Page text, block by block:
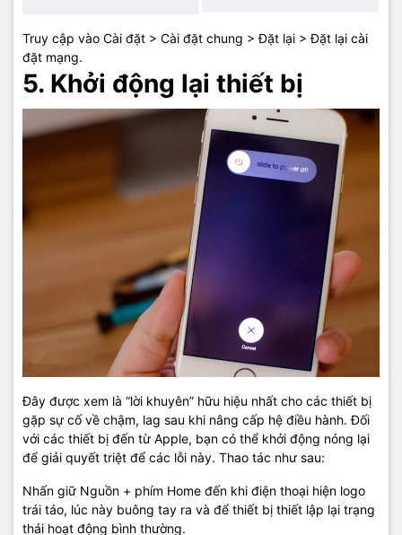
Truy cập vào Cài đặt > Cài đặt chung > Đặt lại > Đặt lại cài
đặt mạng.
5. Khởi động lại thiết bị
Đây được xem là “lời khuyên” hữu hiệu nhất cho các thiết bị
gặp sự cố về chậm, lag sau khi nâng cấp hệ điều hành. Đối
với các thiết bị đến từ Apple, bạn có thể khởi động nóng lại
để giải quyết triệt để các lỗi này. Thao tác như sau:
Nhấn giữ Nguồn + phím Home đến khi điện thoại hiện logo
trái táo, lúc này buông tay ra và để thiết bị thiết lập lại trạng
thái hoạt động bình thường.